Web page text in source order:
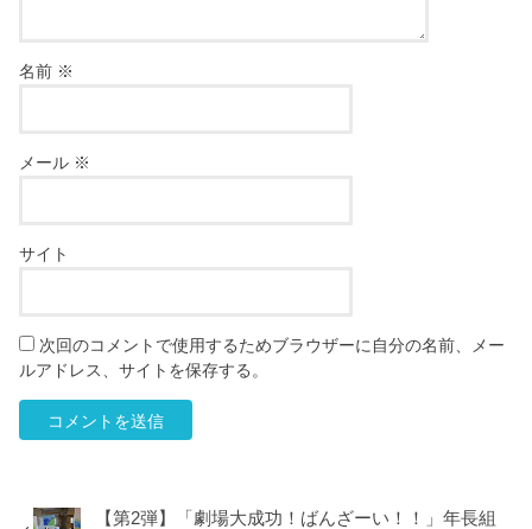
名前 ※
メール ※
サイト
次回のコメントで使用するためブラウザーに自分の名前、メー
ルアドレス、サイトを保存する。
【第2弾】「劇場大成功！ばんざーい！！」年長組